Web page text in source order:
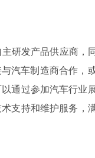
研发产品供应商
汽车制造商合作
以通过参加汽车行业展
技术支持和维护服务